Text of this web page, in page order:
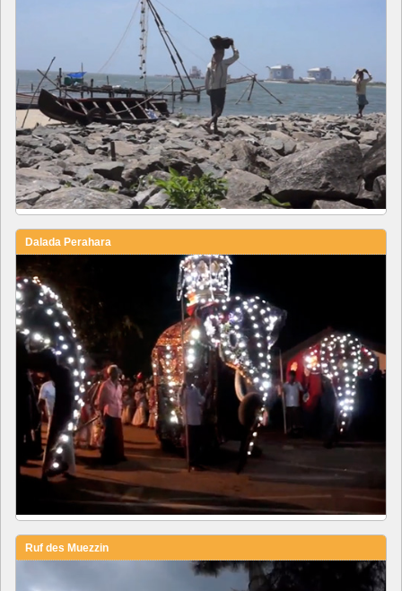
Dalada Perahara
Ruf des Muezzin